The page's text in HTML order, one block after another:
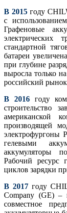
В 2015 году
с
Графеновые
электрических
стандартной
батареи
при глубине
выросла только
российский
В 2016году
строительство
американской
производящей
электрофургоны
гелевыми
аккумуляторы
Рабочий ресурс
циклов зарядки
В 2017 году
Company (GE) –
совместное